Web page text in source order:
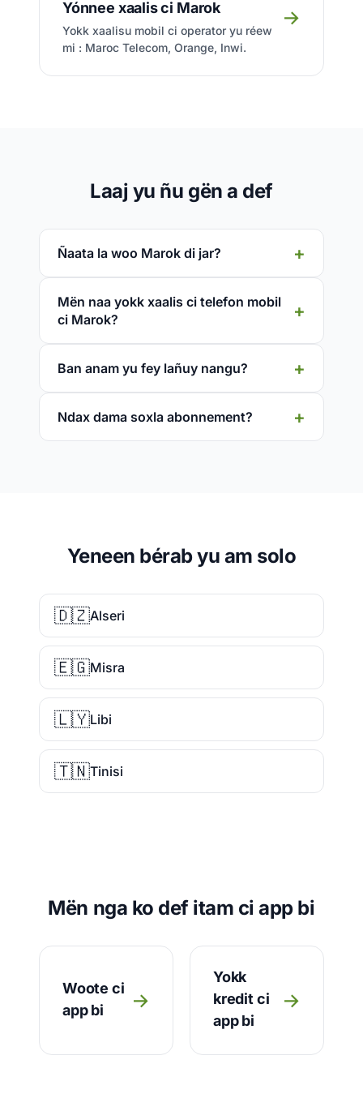
Yónnee xaalis ci Marok
Yokk xaalisu mobil ci operator yu réew
mi : Maroc Telecom, Orange, Inwi.
→
Laaj yu ñu gën a def
Ñaata la woo Marok di jar?
Mën naa yokk xaalis ci telefon mobil
ci Marok?
Ban anam yu fey lañuy nangu?
Ndax dama soxla abonnement?
Yeneen bérab yu am solo
🇩🇿Alseri
🇪🇬Misra
🇱🇾Libi
🇹🇳Tinisi
Mën nga ko def itam ci app bi
Woote ci
app bi
→
Yokk
kredit ci
app bi
→